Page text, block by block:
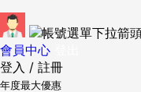
會員中心
登入 / 註冊
年度最大優惠